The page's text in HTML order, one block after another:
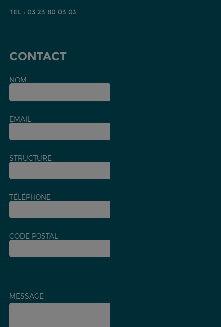
TEL : 03 23 80 03 03
CONTACT
NOM
EMAIL
STRUCTURE
TÉLÉPHONE
CODE POSTAL
MESSAGE